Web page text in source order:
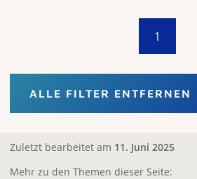
1
ALLE FILTER ENTFERNEN
Zuletzt bearbeitet am 11. Juni 2025
Mehr zu den Themen dieser Seite: